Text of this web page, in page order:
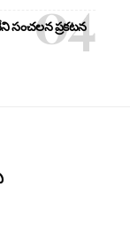
సంచలన ప్రకటన